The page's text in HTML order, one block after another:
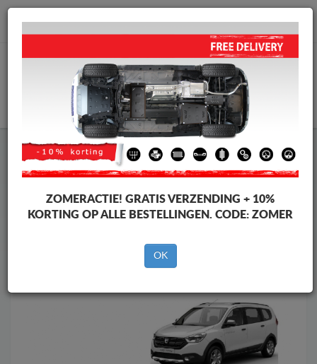
info@motorbeschermplaat.com
WINKELWAGEN
Motor Beschermplaat Motor Beschermplaat Dacia
Motor Beschermplaat
Merken
Terug naar de catalogus
ZOMERACTIE! GRATIS VERZENDING + 10%
KORTING OP ALLE BESTELLINGEN. CODE: ZOMER
OK